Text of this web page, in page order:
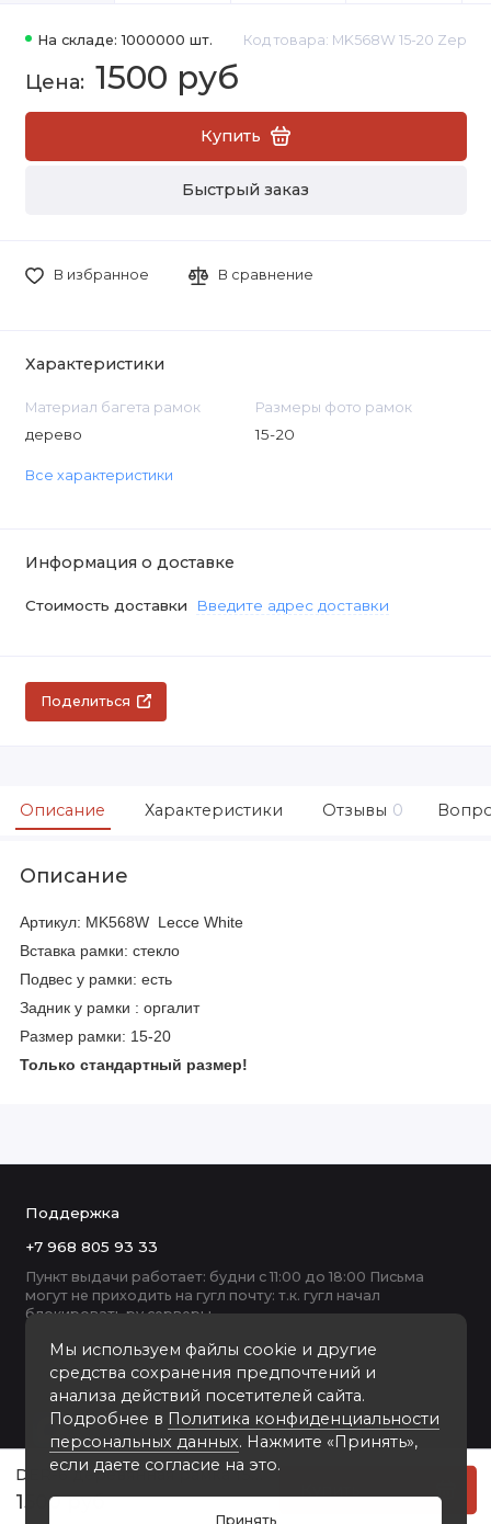
DER-6 деревянная рамка 15-20
1500 руб
На складе: 1000000 шт. Код товара: MK568W 15-20 Zep
1500 руб
Купить
Быстрый заказ
В избранное В сравнение
Характеристики
Материал багета рамок
дерево
Размеры фото рамок
15-20
Все характеристики
Информация о доставке
Стоимость доставки Введите адрес доставки
Поделиться
Описание Характеристики Отзывы 0
Описание
Артикул: MK568W Lecce White
Вставка рамки: стекло
Подвес у рамки: есть
Задник у рамки : оргалит
Размер рамки: 15-20
Только стандартный размер!
Мы используем файлы cookie и другие
средства сохранения предпочтений и
анализа действий посетителей сайта.
Подробнее в Политика конфиденциальности
персональных данных. Нажмите «Принять»,
если даете согласие на это.
Принять
Поддержка
+7 968 805 93 33
Пункт выдачи работает: будни с 11:00 до 18:00 Письма
могут не приходить на гугл почту: т.к. гугл начал
блокировать ру серверы